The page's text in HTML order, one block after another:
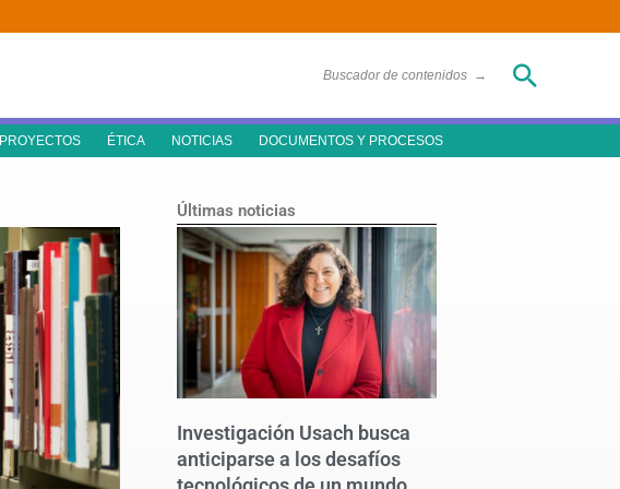
Buscador de contenidos → Buscar
PROYECTOS ÉTICA NOTICIAS DOCUMENTOS Y PROCESOS
Últimas noticias
Investigación Usach busca
anticiparse a los desafíos